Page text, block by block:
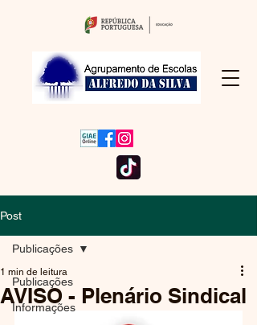
Post
Publicações
Informações
Publicações
AVISO - Plenário Sindical
1 min de leitura